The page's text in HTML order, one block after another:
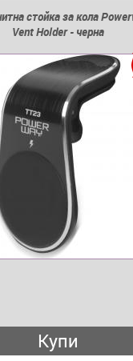
стойка за кола
Vent Holder - черна
Купи